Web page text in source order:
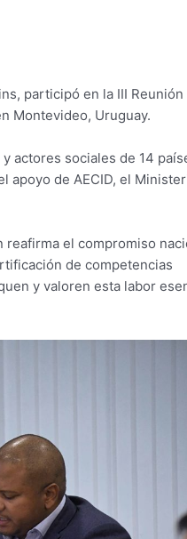
participó en la III Reunión
Montevideo, Uruguay.
actores sociales de 14
apoyo de AECID, el
reafirma el compromiso
de competencias
y valoren esta labor